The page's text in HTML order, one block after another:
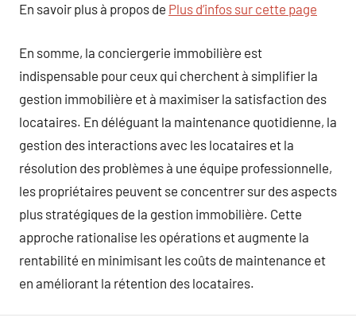
En savoir plus à propos de Plus d’infos sur cette page
En somme, la conciergerie immobilière est
indispensable pour ceux qui cherchent à simplifier la
gestion immobilière et à maximiser la satisfaction des
locataires. En déléguant la maintenance quotidienne, la
gestion des interactions avec les locataires et la
résolution des problèmes à une équipe professionnelle,
les propriétaires peuvent se concentrer sur des aspects
plus stratégiques de la gestion immobilière. Cette
approche rationalise les opérations et augmente la
rentabilité en minimisant les coûts de maintenance et
en améliorant la rétention des locataires.